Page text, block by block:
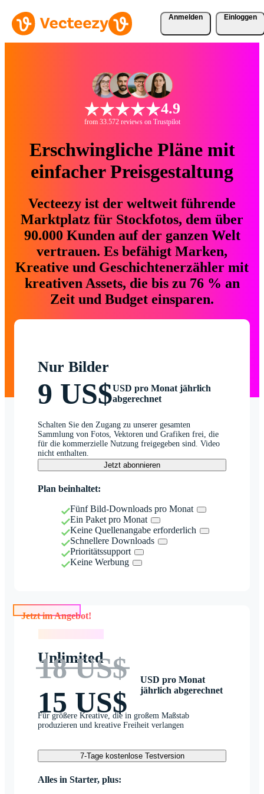
Anmelden Einloggen
4.9
from 33.572 reviews on Trustpilot
Erschwingliche Pläne mit
einfacher Preisgestaltung
Vecteezy ist der weltweit führende
Marktplatz für Stockfotos, dem über
90.000 Kunden auf der ganzen Welt
vertrauen. Es befähigt Marken,
Kreative und Geschichtenerzähler mit
kreativen Assets, die bis zu 76 % an
Zeit und Budget einsparen.
Nur Bilder
9 US$USD pro Monat jährlich
abgerechnet
Schalten Sie den Zugang zu unserer gesamten
Sammlung von Fotos, Vektoren und Grafiken frei, die
für die kommerzielle Nutzung freigegeben sind. Video
nicht enthalten.
Jetzt abonnieren
Plan beinhaltet:
Fünf Bild-Downloads pro Monat
Ein Paket pro Monat
Keine Quellenangabe erforderlich
Schnellere Downloads
Prioritätssupport
Keine Werbung
Jetzt im Angebot!
Unlimited
18 US$
15 US$
USD pro Monat
jährlich abgerechnet
Für größere Kreative, die in großem Maßstab
produzieren und kreative Freiheit verlangen
7-Tage kostenlose Testversion
Alles in Starter, plus: